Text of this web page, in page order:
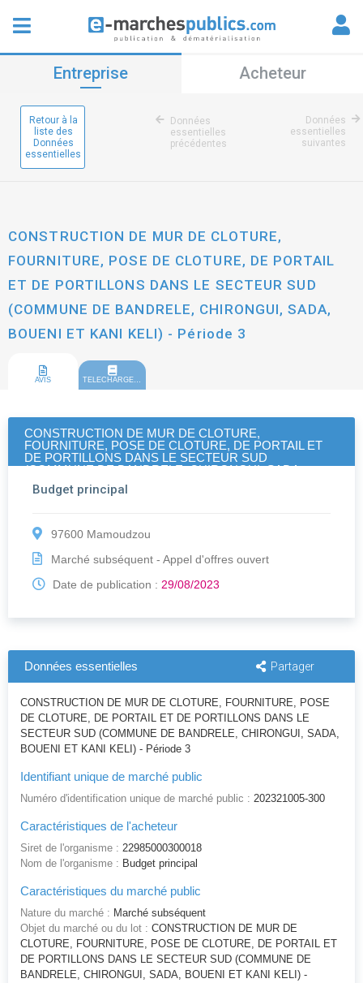
Entreprise Acheteur
Retour à la
liste des
Données
essentielles
Données
essentielles
précédentes
Données
essentielles
suivantes
CONSTRUCTION DE MUR DE CLOTURE,
FOURNITURE, POSE DE CLOTURE, DE PORTAIL
ET DE PORTILLONS DANS LE SECTEUR SUD
(COMMUNE DE BANDRELE, CHIRONGUI, SADA,
BOUENI ET KANI KELI) - Période 3
AVIS TELECHARGEMENT
CONSTRUCTION DE MUR DE CLOTURE,
FOURNITURE, POSE DE CLOTURE, DE PORTAIL ET
DE PORTILLONS DANS LE SECTEUR SUD
(COMMUNE DE BANDRELE, CHIRONGUI, SADA,
BOUENI ET KANI KELI) - Période 3
Budget principal
97600 Mamoudzou
Marché subséquent - Appel d'offres ouvert
Date de publication : 29/08/2023
Données essentielles Partager
CONSTRUCTION DE MUR DE CLOTURE, FOURNITURE, POSE
DE CLOTURE, DE PORTAIL ET DE PORTILLONS DANS LE
SECTEUR SUD (COMMUNE DE BANDRELE, CHIRONGUI, SADA,
BOUENI ET KANI KELI) - Période 3
Identifiant unique de marché public
Numéro d'identification unique de marché public : 202321005-300
Caractéristiques de l'acheteur
Siret de l'organisme : 22985000300018
Nom de l'organisme : Budget principal
Caractéristiques du marché public
Nature du marché : Marché subséquent
Objet du marché ou du lot : CONSTRUCTION DE MUR DE
CLOTURE, FOURNITURE, POSE DE CLOTURE, DE PORTAIL ET
DE PORTILLONS DANS LE SECTEUR SUD (COMMUNE DE
BANDRELE, CHIRONGUI, SADA, BOUENI ET KANI KELI) -